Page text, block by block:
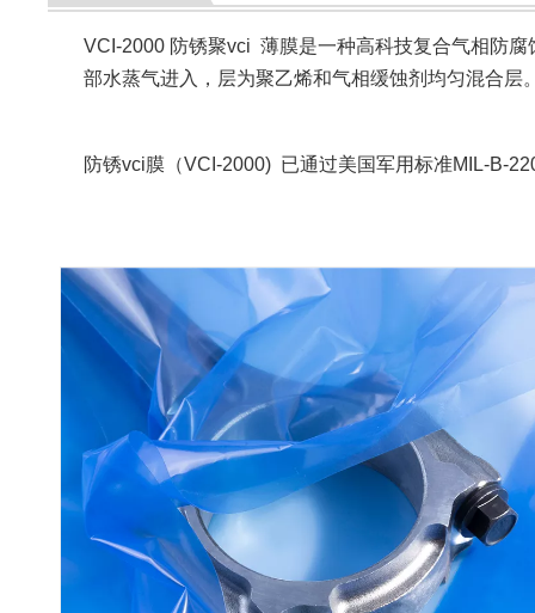
VCI-2000 防锈聚vci 薄膜是一种高科技复合气相防
部水蒸气进入，层为聚乙烯和气相缓蚀剂均匀混合层
防锈vci膜（VCI-2000) 已通过美国军用标准MIL-B-